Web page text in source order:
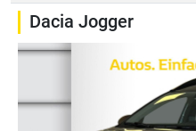
Dacia Jogger